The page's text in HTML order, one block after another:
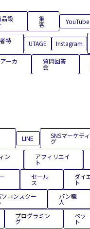
品設 集
客 YouTube
特 UTAGE Instagram
ーカ 質問回答
会
LINE SNSマーケテ
グ
ン アフィリエイ
ト
セール
ス
ダイ
ト
ソコンスクー パン職
人
プログラミン
グ
ペッ
ト